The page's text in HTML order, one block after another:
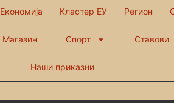
Економија Кластер ЕУ Регион
Магазин Спорт Ставови
Наши приказни